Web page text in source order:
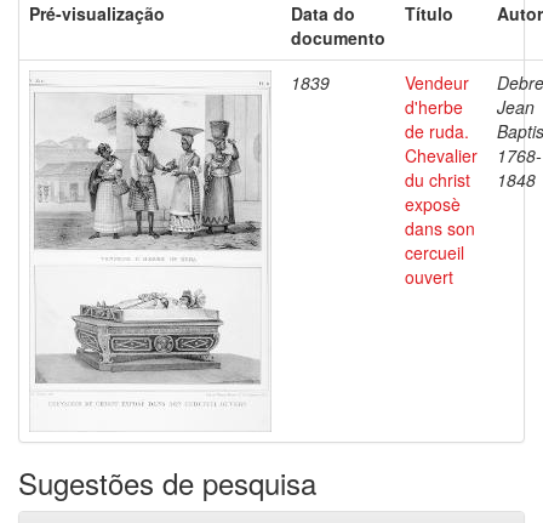
Pré-visualização
Data do
documento
Título
1839
Vendeur
d'herbe
de ruda.
Chevalier
du christ
exposè
dans son
cercueil
ouvert
Jean
1768-
1848
Sugestões de pesquisa